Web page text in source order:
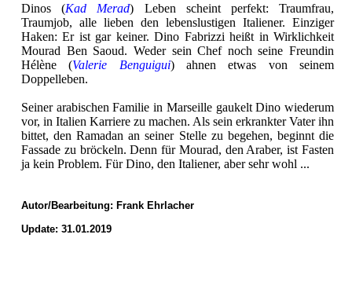
Dinos (Kad Merad) Leben scheint perfekt: Traumfrau,
Traumjob, alle lieben den lebenslustigen Italiener. Einziger
Haken: Er ist gar keiner. Dino Fabrizzi heißt in Wirklichkeit
Mourad Ben Saoud. Weder sein Chef noch seine Freundin
Hélène (Valerie Benguigui) ahnen etwas von seinem
Doppelleben.
Seiner arabischen Familie in Marseille gaukelt Dino wiederum
vor, in Italien Karriere zu machen. Als sein erkrankter Vater ihn
bittet, den Ramadan an seiner Stelle zu begehen, beginnt die
Fassade zu bröckeln. Denn für Mourad, den Araber, ist Fasten
ja kein Problem. Für Dino, den Italiener, aber sehr wohl ...
Autor/Bearbeitung: Frank Ehrlacher
Update: 31.01.2019